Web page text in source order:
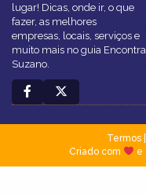
lugar! Dicas, onde ir, o que
fazer, as melhores
empresas, locais, serviços e
muito mais no guia Encontra
Suzano.
Termos|
Criado com
e